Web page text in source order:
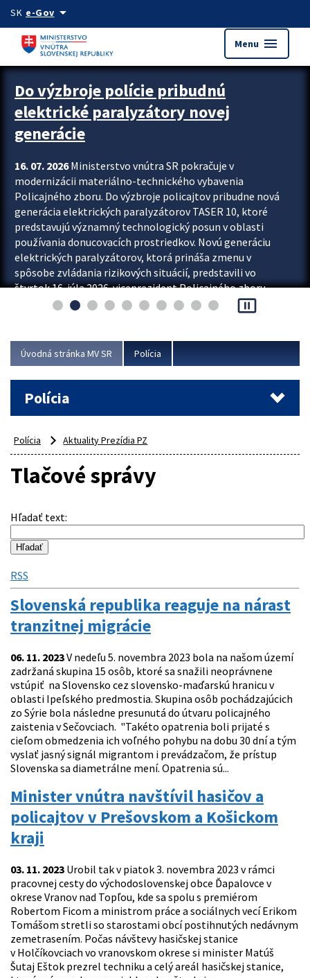
Preskocit na hlavný obsah
SK e-Govarrow_drop_down
Menu menu
Zastavit automatický posun upútavok
Do výzbroje polície pribudnú
elektrické paralyzátory novej
generácie
16. 07. 2026Ministerstvo vnútra SR pokračuje v
modernizácii materiálno-technického vybavenia
Policajného zboru. Do výzbroje policajtov pribudne nová
generácia elektrických paralyzátorov TASER 10, ktoré
predstavujú významný technologický posun v oblasti
používania donucovacích prostriedkov. Novú generáciu
elektrických paralyzátorov, ktorá prináša zmenu v
spôsobe zvládania rizikových situácií, predstavili vo
štvrtok 16. júla 2026 viceprezident Policajného zboru
Rastislav Polakovič a riaditeľ odboru výcviku...
pause_presentation
Úvodná stránka MV SR Polícia
Polícia
Polícia Aktuality Prezídia PZ
Tlačové správy
Hľadať text:
RSS
Slovenská republika reaguje na nárast
tranzitnej migrácie
06. 11. 2023V nedeľu 5. novembra 2023 bola na našom území
zadržaná skupina 15 osôb, ktoré sa snažili neoprávnene
vstúpiť na Slovensko cez slovensko-maďarskú hranicu v
oblasti Ipeľského predmostia. Skupina osôb pochádzajúcich
zo Sýrie bola následne presunutá do útvaru policajného
zaistenia v Sečovciach. "Takéto opatrenia boli prijaté s
cieľom obmedzenia ich voľného pohybu na dobu 30 dní a tým
vyslať jasný signál migrantom i prevádzačom, že prístup
Slovenska sa diametrálne mení. Opatrenia sú...
Minister vnútra navštívil hasičov a
policajtov v Prešovskom a Košickom
kraji
03. 11. 2023 Urobil tak v piatok 3. novembra 2023 v rámci
pracovnej cesty do východoslovenskej obce Ďapalovce v
okrese Vranov nad Topľou, kde sa spolu s premiérom
Robertom Ficom a ministrom práce a sociálnych vecí Erikom
Tomášom stretli so starostami obcí postihnutých nedávnym
zemetrasením. Počas návštevy hasičskej stanice
v Holčíkovciach vo vranovskom okrese si minister Matúš
Šutaj Eštok prezrel techniku a celý areál hasičskej stanice,